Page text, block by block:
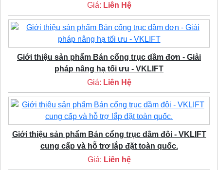
Giá: Liên Hệ
Giới thiệu sản phẩm Bán cổng trục dầm đơn - Giải
pháp nâng hạ tối ưu - VKLIFT
Giá: Liên Hệ
Giới thiệu sản phẩm Bán cổng trục dầm đôi - VKLIFT
cung cấp và hỗ trợ lắp đặt toàn quốc.
Giá: Liên hệ